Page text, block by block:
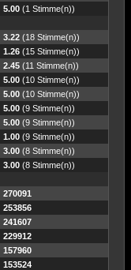
5.00 (1 Stimme(n))
3.22 (18 Stimme(n))
1.26 (15 Stimme(n))
2.45 (11 Stimme(n))
5.00 (10 Stimme(n))
5.00 (10 Stimme(n))
5.00 (9 Stimme(n))
5.00 (9 Stimme(n))
1.00 (9 Stimme(n))
3.00 (8 Stimme(n))
3.00 (8 Stimme(n))
270091
253856
241607
229912
157960
153524